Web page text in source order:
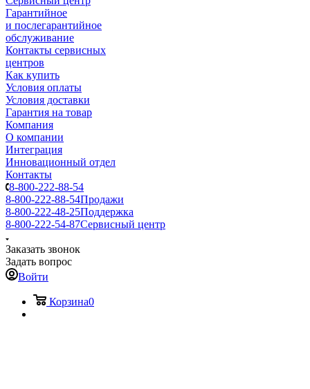
Гарантийное
и послегарантийное
обслуживание
Контакты сервисных
центров
Как купить
Условия оплаты
Условия доставки
Гарантия на товар
Компания
О компании
Интеграция
Инновационный отдел
Контакты
8-800-222-88-54
8-800-222-88-54Продажи
8-800-222-48-25Поддержка
8-800-222-54-87Сервисный центр
Заказать звонок
Задать вопрос
Войти
Корзина0